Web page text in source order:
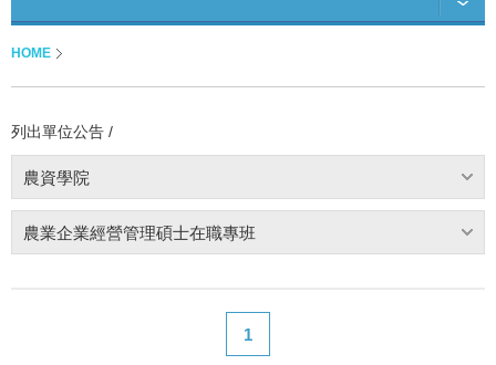
HOME
列出單位公告 /
農資學院
農業企業經營管理碩士在職專班
1